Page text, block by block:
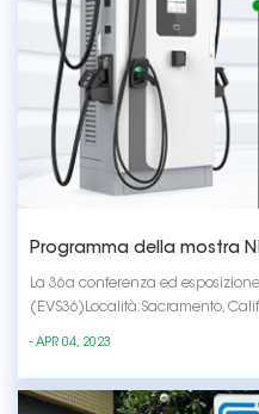
Programma della mostra
La 36a conferenza ed
(EVS36)Località:Sacramento,
apparecchiature di ricarica
- APR 04, 2023